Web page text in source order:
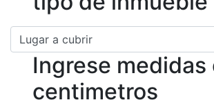
Ingrese medidas
centimetros